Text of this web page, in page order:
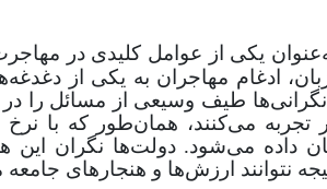
یکی از عوامل کلیدی در
ادغام مهاجران به یکی از
طیف وسیعی از مسائل را
تجربه می‌کنند، همان‌طور که با
داده می‌شود. دولت‌ها نگران این
نتوانند ارزش‌ها و هنجارهای جامعه